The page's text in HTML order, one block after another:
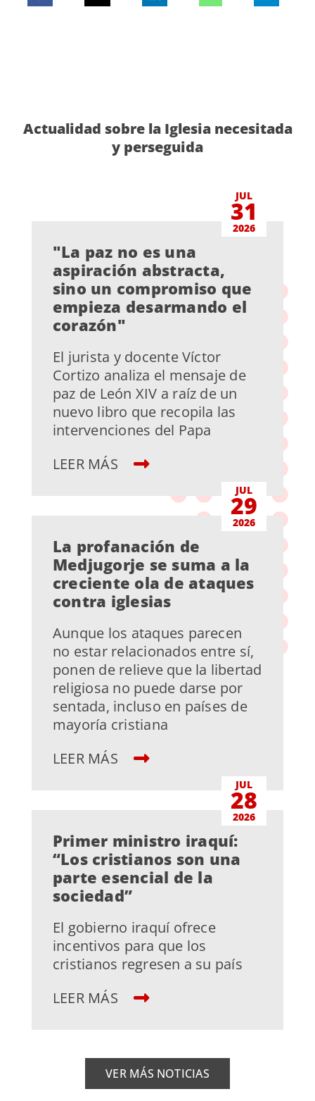
Actualidad sobre la Iglesia necesitada
y perseguida
JUL
31
2026
"La paz no es una
aspiración abstracta,
sino un compromiso que
empieza desarmando el
corazón"
El jurista y docente Víctor
Cortizo analiza el mensaje de
paz de León XIV a raíz de un
nuevo libro que recopila las
intervenciones del Papa
LEER MÁS
JUL
29
2026
La profanación de
Medjugorje se suma a la
creciente ola de ataques
contra iglesias
Aunque los ataques parecen
no estar relacionados entre sí,
ponen de relieve que la libertad
religiosa no puede darse por
sentada, incluso en países de
mayoría cristiana
LEER MÁS
JUL
28
2026
Primer ministro iraquí:
“Los cristianos son una
parte esencial de la
sociedad”
El gobierno iraquí ofrece
incentivos para que los
cristianos regresen a su país
LEER MÁS
VER MÁS NOTICIAS